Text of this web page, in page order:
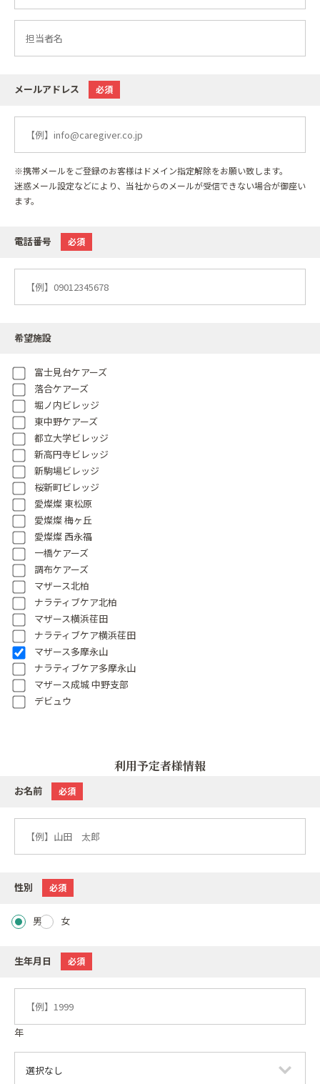
メールアドレス 必須
※携帯メールをご登録のお客様はドメイン指定解除をお願い致します。
迷惑メール設定などにより、当社からのメールが受信できない場合が御座い
ます。
電話番号 必須
希望施設
富士見台ケアーズ
落合ケアーズ
堀ノ内ビレッジ
東中野ケアーズ
都立大学ビレッジ
新高円寺ビレッジ
新駒場ビレッジ
桜新町ビレッジ
愛燦燦 東松原
愛燦燦 梅ヶ丘
愛燦燦 西永福
一橋ケアーズ
調布ケアーズ
マザース北柏
ナラティブケア北柏
マザース横浜荏田
ナラティブケア横浜荏田
マザース多摩永山
ナラティブケア多摩永山
マザース成城 中野支部
デビュウ
利用予定者様情報
お名前 必須
性別 必須
男 女
生年月日 必須
年